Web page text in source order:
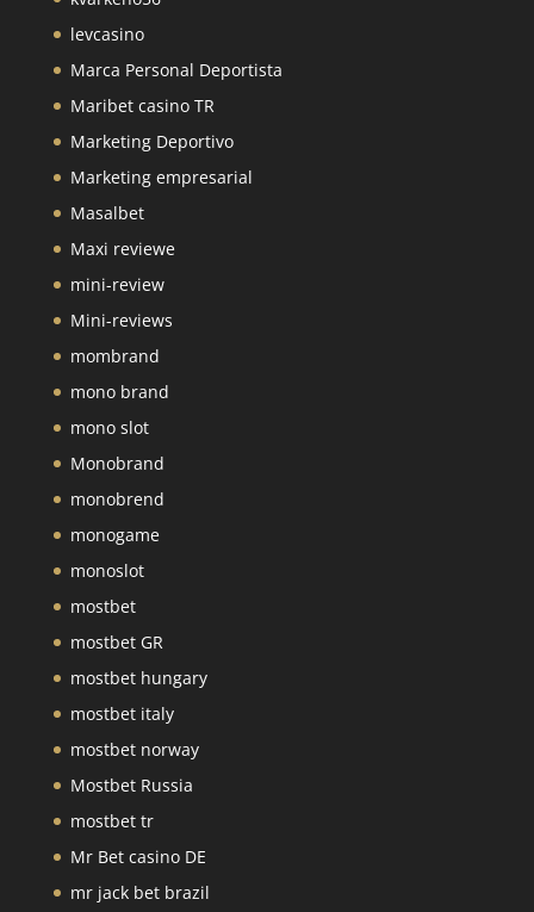
levcasino
Marca Personal Deportista
Maribet casino TR
Marketing Deportivo
Marketing empresarial
Masalbet
Maxi reviewe
mini-review
Mini-reviews
mombrand
mono brand
mono slot
Monobrand
monobrend
monogame
monoslot
mostbet
mostbet GR
mostbet hungary
mostbet italy
mostbet norway
Mostbet Russia
mostbet tr
Mr Bet casino DE
mr jack bet brazil